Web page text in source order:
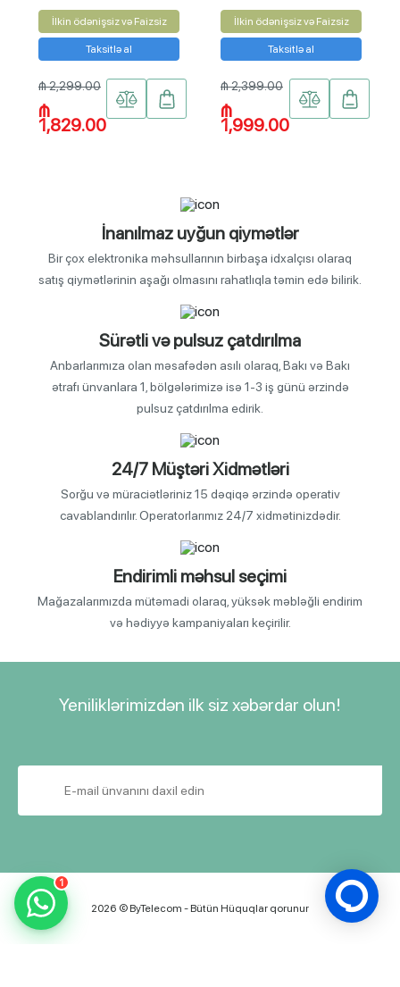
(12CB001YGP)
İlkin ödənişsiz və Faizsiz
Taksitlə al
₼ 2,299.00
₼
1,829.00
(12JU001JGP)
İlkin ödənişsiz və Faizsiz
Taksitlə al
₼ 2,399.00
₼
1,999.00
İnanılmaz uyğun qiymətlər
Bir çox elektronika məhsullarının birbaşa idxalçısı olaraq
satış qiymətlərinin aşağı olmasını rahatlıqla təmin edə bilirik.
Sürətli və pulsuz çatdırılma
Anbarlarımıza olan məsafədən asılı olaraq, Bakı və Bakı
ətrafı ünvanlara 1, bölgələrimizə isə 1-3 iş günü ərzində
pulsuz çatdırılma edirik.
24/7 Müştəri Xidmətləri
Sorğu və müraciətləriniz 15 dəqiqə ərzində operativ
cavablandırılır. Operatorlarımız 24/7 xidmətinizdədir.
Endirimli məhsul seçimi
Mağazalarımızda mütəmadi olaraq, yüksək məbləğli endirim
və hədiyyə kampaniyaları keçirilir.
Yeniliklərimizdən ilk siz xəbərdar olun!
2026 © ByTelecom - Bütün Hüquqlar qorunur
1